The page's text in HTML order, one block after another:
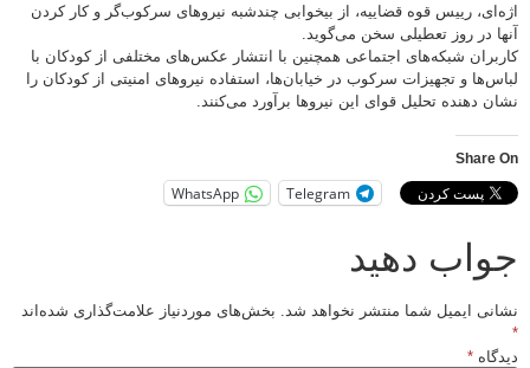
اژه‌ای، رییس قوه قضاییه، از بیخوابی چندشبه نیروهای سرکوب‌گر و کار کردن
آنها در روز تعطیلی سخن می‌گوید.
کاربران شبکه‌های اجتماعی همچنین با انتشار عکس‌های مختلفی از کودکان با
لباس‌ها و تجهیزات سرکوب در خیابان‌ها، استفاده نیروهای امنیتی از کودکان را
نشان دهنده تحلیل قوای این نیروها برآورد می‌کنند.
Share On
Telegram
WhatsApp
جواب دهید
نشانی ایمیل شما منتشر نخواهد شد. بخش‌های موردنیاز علامت‌گذاری شده‌اند
دیدگاه*